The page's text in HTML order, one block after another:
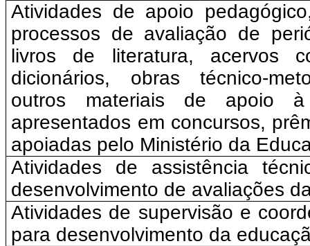
Atividades de apoio
processos de avaliação de
livros de literatura, acervos
dicionários, obras técnico-
outros materiais de apoio
apresentados em concursos,
apoiadas pelo Ministério da
Atividades de assistência
desenvolvimento de avaliações
Atividades de supervisão e
para desenvolvimento da